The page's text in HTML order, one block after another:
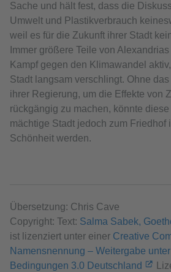
Sache und hält fest, dass die
Umwelt und Plastikverbrauch
weil es für die Zukunft ihrer Stadt
Immer größere Teile von
Kampf gegen den Klimawandel
Stadt langsam verschlingt. Ohne
ihrer Regierung, um die Effekte von
rückgängig zu machen, könnte
mächtige Stadt jedoch zum Friedhof
Schönheit werden.
Übersetzung: Chris Cave
Copyright: Text: Salma Sabek,
ist lizenziert unter einer Creative
Namensnennung – Weitergabe
Bedingungen 3.0 Deutschland